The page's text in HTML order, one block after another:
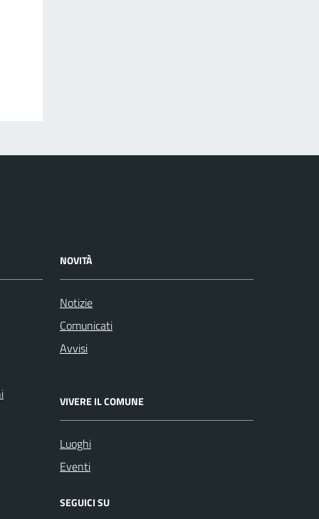
NOVITÀ
Notizie
Comunicati
Avvisi
VIVERE IL COMUNE
Luoghi
Eventi
SEGUICI SU